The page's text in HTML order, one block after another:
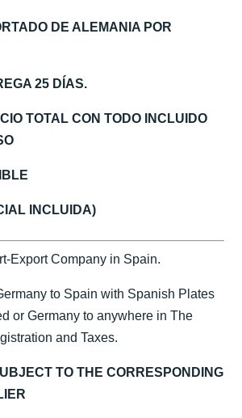
DE ALEMANIA POR
25 DÍAS.
TOTAL CON TODO INCLUIDO
INCLUIDA)
Export Company in Spain.
to Spain with Spanish Plates
or Germany to anywhere in The
and Taxes.
TO THE CORRESPONDING